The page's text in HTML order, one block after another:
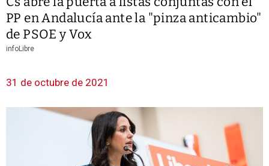
PP en Andalucía ante la "pinza anticambio"
de PSOE y Vox
infoLibre
31 de octubre de 2021